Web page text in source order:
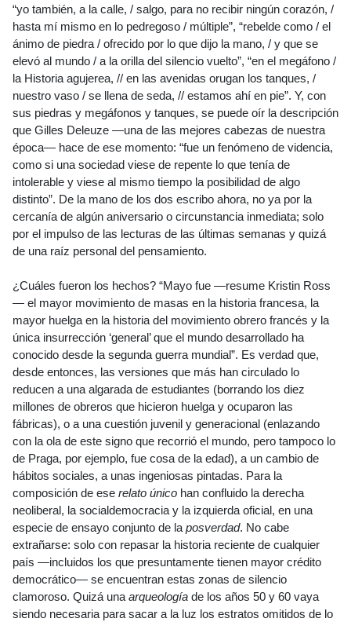
“yo también, a la calle, / salgo, para no recibir ningún corazón, /
hasta mí mismo en lo pedregoso / múltiple”, “rebelde como / el
ánimo de piedra / ofrecido por lo que dijo la mano, / y que se
elevó al mundo / a la orilla del silencio vuelto”, “en el megáfono /
la Historia agujerea, // en las avenidas orugan los tanques, /
nuestro vaso / se llena de seda, // estamos ahí en pie”. Y, con
sus piedras y megáfonos y tanques, se puede oír la descripción
que Gilles Deleuze —una de las mejores cabezas de nuestra
época— hace de ese momento: “fue un fenómeno de videncia,
como si una sociedad viese de repente lo que tenía de
intolerable y viese al mismo tiempo la posibilidad de algo
distinto”. De la mano de los dos escribo ahora, no ya por la
cercanía de algún aniversario o circunstancia inmediata; solo
por el impulso de las lecturas de las últimas semanas y quizá
de una raíz personal del pensamiento.
¿Cuáles fueron los hechos? “Mayo fue —resume Kristin Ross
— el mayor movimiento de masas en la historia francesa, la
mayor huelga en la historia del movimiento obrero francés y la
única insurrección ‘general’ que el mundo desarrollado ha
conocido desde la segunda guerra mundial”. Es verdad que,
desde entonces, las versiones que más han circulado lo
reducen a una algarada de estudiantes (borrando los diez
millones de obreros que hicieron huelga y ocuparon las
fábricas), o a una cuestión juvenil y generacional (enlazando
con la ola de este signo que recorrió el mundo, pero tampoco lo
de Praga, por ejemplo, fue cosa de la edad), a un cambio de
hábitos sociales, a unas ingeniosas pintadas. Para la
composición de ese relato único han confluido la derecha
neoliberal, la socialdemocracia y la izquierda oficial, en una
especie de ensayo conjunto de laposverdad. No cabe
extrañarse: solo con repasar la historia reciente de cualquier
país —incluidos los que presuntamente tienen mayor crédito
democrático— se encuentran estas zonas de silencio
clamoroso. Quizá unaarqueología de los años 50 y 60 vaya
siendo necesaria para sacar a la luz los estratos omitidos de lo